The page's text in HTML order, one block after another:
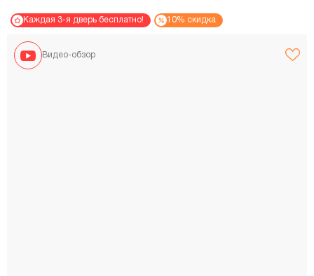
Каждая 3-я дверь бесплатно! 10% скидка
Видео-обзор